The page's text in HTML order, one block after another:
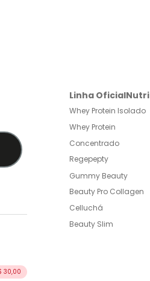
30,00
Linha OficialNutri
Whey Protein Isolado
Whey Protein
Concentrado
Regepepty
Gummy Beauty
Beauty Pro Collagen
Celluchá
Beauty Slim